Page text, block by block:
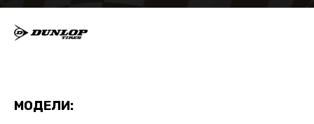
МОДЕЛИ: